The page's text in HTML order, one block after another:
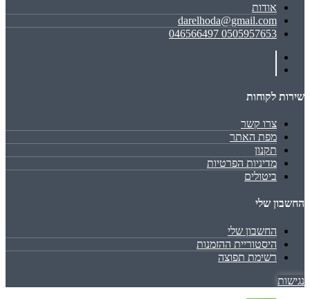
אודות
darelhoda@gmail.com
0505957653 046566497
שירות לקוחות
צרו קשר
מפת האתר
תקנון
מדיניות הפרטיות
ביטולים
החשבון שלי
החשבון שלי
היסטוריית ההזמנות
רשימת תפוצה
נגישות